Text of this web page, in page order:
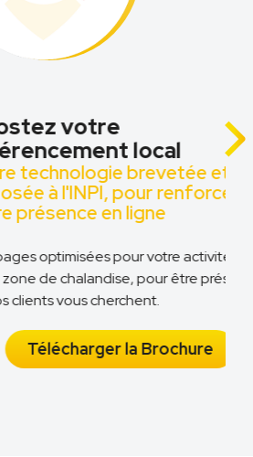
local
brevetée et
pour renforcer
en ligne
pour votre activité et
pour être présent là
cherchent.
la Brochure